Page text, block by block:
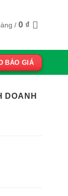
/ 0 ₫
BÁO GIÁ
DOANH